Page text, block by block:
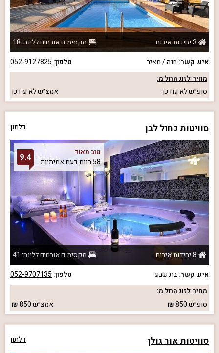
3 יחידות אירוח
מקסימום אורחים ללינה: 18
איש קשר: חנה / מאיר טלפון: 052-9127825
מחיר לזוג החל מ:
סופ״שלא עודכן אמצ״שלא עודכן
סוויטות כחול לבן דלתון
טוב מאוד
58 חוות דעת אמיתיות
9.4
8 יחידות אירוח
מקסימום אורחים ללינה: 41
איש קשר:בת שבע טלפון: 052-9707135
מחיר לזוג החל מ:
סופ״ש850 אמצ״ש850
סוויטות אור גולן דלתון